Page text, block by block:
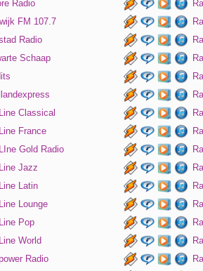
Radio
FM 107.7
Radio
Schaap
Classical
France
Gold Radio
Jazz
Latin
Lounge
Pop
World
Radio